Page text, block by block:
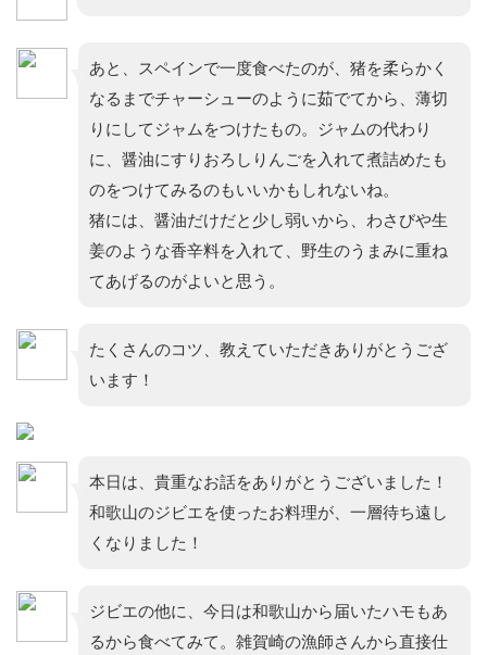
あと、スペインで一度食べたのが、猪を柔らかく
なるまでチャーシューのように茹でてから、薄切
りにしてジャムをつけたもの。ジャムの代わり
に、醤油にすりおろしりんごを入れて煮詰めたも
のをつけてみるのもいいかもしれないね。
猪には、醤油だけだと少し弱いから、わさびや生
姜のような香辛料を入れて、野生のうまみに重ね
てあげるのがよいと思う。
たくさんのコツ、教えていただきありがとうござ
います！
本日は、貴重なお話をありがとうございました！
和歌山のジビエを使ったお料理が、一層待ち遠し
くなりました！
ジビエの他に、今日は和歌山から届いたハモもあ
るから食べてみて。雑賀崎の漁師さんから直接仕